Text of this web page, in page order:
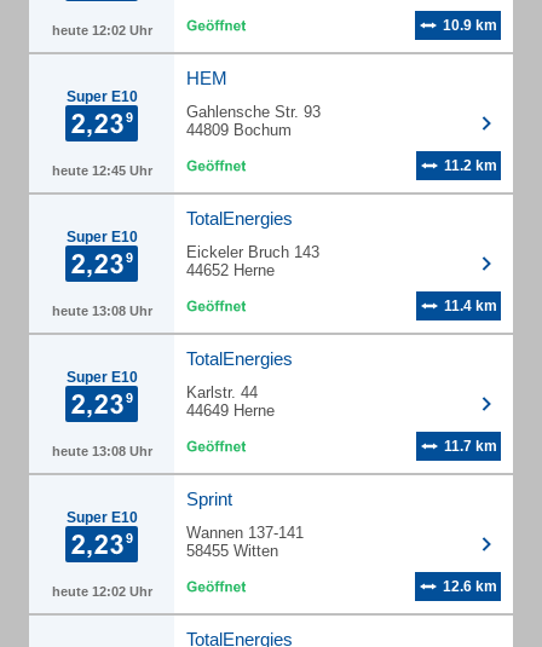
heute 12:02 Uhr 10.9 km
Super E10
heute 12:45 Uhr
HEM
Gahlensche Str. 93
44809 Bochum
11.2 km
Super E10
heute 13:08 Uhr
TotalEnergies
Eickeler Bruch 143
44652 Herne
11.4 km
Super E10
heute 13:08 Uhr
TotalEnergies
Karlstr. 44
44649 Herne
11.7 km
Super E10
heute 12:02 Uhr
Sprint
Wannen 137-141
58455 Witten
12.6 km
TotalEnergies